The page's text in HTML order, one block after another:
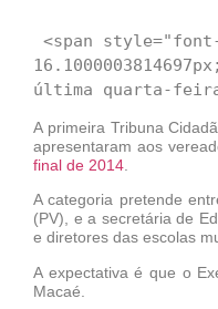
A primeira Tribuna
apresentaram aos
final de 2014
A categoria pretende
(PV), e a secretária de
e diretores das escolas
A expectativa é que o
Macaé.